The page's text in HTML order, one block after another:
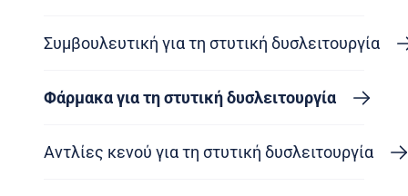
Συμβουλευτική για τη στυτική δυσλειτουργία
Φάρμακα για τη στυτική δυσλειτουργία
Αντλίες κενού για τη στυτική δυσλειτουργία